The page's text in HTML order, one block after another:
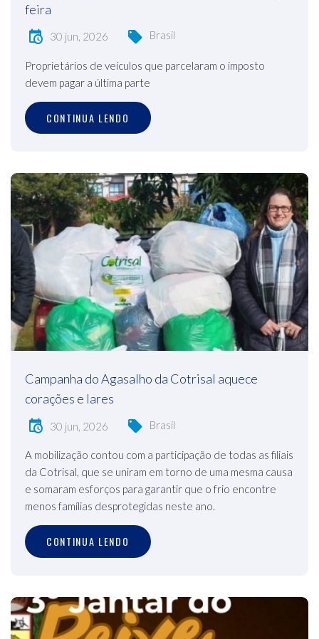
feira
30 jun, 2026 Brasil
Proprietários de veículos que parcelaram o imposto
devem pagar a última parte
CONTINUA LENDO
Campanha do Agasalho da Cotrisal aquece
corações e lares
30 jun, 2026 Brasil
A mobilização contou com a participação de todas as filiais
da Cotrisal, que se uniram em torno de uma mesma causa
e somaram esforços para garantir que o frio encontre
menos famílias desprotegidas neste ano.
CONTINUA LENDO